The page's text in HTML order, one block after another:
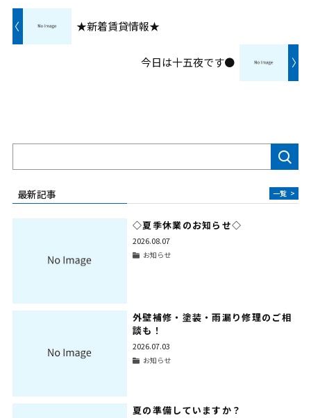
〈 ★新着賃貸情報★
〉
今日は十五夜です●
最新記事 一覧 >
◇夏季休業のお知らせ◇
2026.08.07
お知らせ
外壁補修・塗装・雨漏り修理のご相
談も！
2026.07.03
お知らせ
夏の準備していますか？